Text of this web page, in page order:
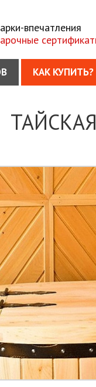
впечатления
КАК КУПИТЬ?